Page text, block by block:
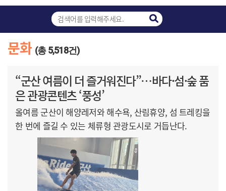
문화 (총 5,518건)
“군산 여름이 더 즐거워진다”…바다·섬·숲 품
은 관광콘텐츠 ‘풍성’
올여름 군산이 해양레저와 해수욕, 산림휴양, 섬 트레킹을
한 번에 즐길 수 있는 체류형 관광도시로 거듭난다.